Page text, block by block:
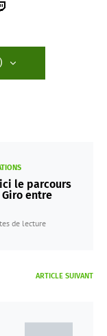
le parcours
entre
de lecture
ARTICLE SUIVANT